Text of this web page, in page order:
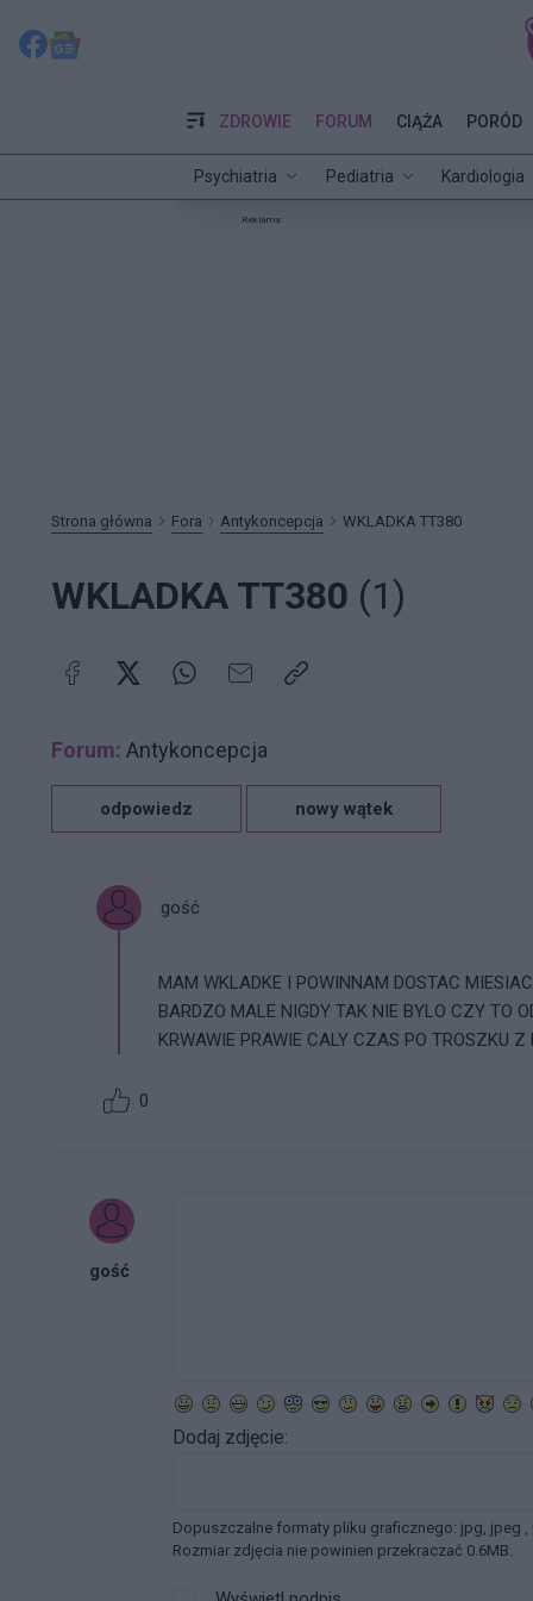
ZDROWIE
Psychiatria Pediatria Kardiologia
FORUM CIĄŻA PORÓD
Reklama:
Strona główna Fora Antykoncepcja WKLADKA TT380
WKLADKA TT380 (1)
Forum: Antykoncepcja
odpowiedz nowy wątek
gość
MAM WKLADKE I POWINNAM DOSTAC
BARDZO MALE NIGDY TAK NIE BYLO CZY TO
KRWAWIE PRAWIE CALY CZAS PO TROSZKU Z
0
gość
Dodaj zdjęcie:
Dopuszczalne formaty pliku graficznego: jpg, jpeg ,
Rozmiar zdjęcia nie powinien przekraczać 0.6MB.